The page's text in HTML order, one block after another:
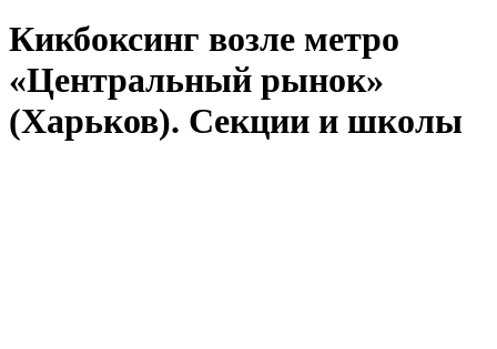
Кикбоксинг возле метро
«Центральный рынок»
(Харьков). Секции и школы